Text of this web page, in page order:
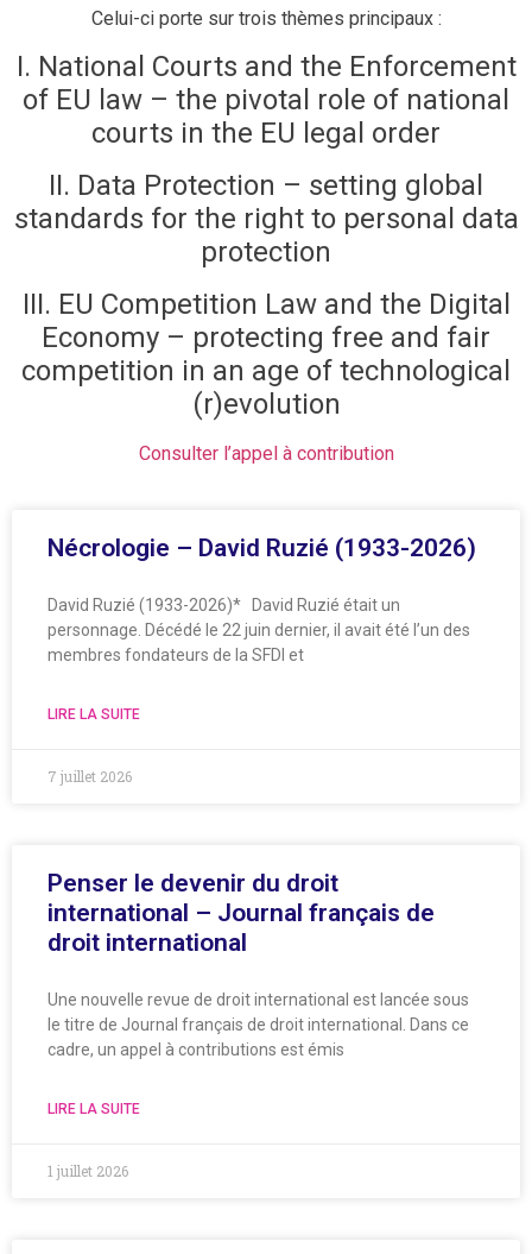
Celui-ci porte sur trois thèmes principaux :
I. National Courts and the Enforcement
of EU law – the pivotal role of national
courts in the EU legal order
II. Data Protection – setting global
standards for the right to personal data
protection
III. EU Competition Law and the Digital
Economy – protecting free and fair
competition in an age of technological
(r)evolution
Consulter l’appel à contribution
Nécrologie – David Ruzié (1933-2026)
David Ruzié (1933-2026)* David Ruzié était un
personnage. Décédé le 22 juin dernier, il avait été l’un des
membres fondateurs de la SFDI et
LIRE LA SUITE
7 juillet 2026
Penser le devenir du droit
international – Journal français de
droit international
Une nouvelle revue de droit international est lancée sous
le titre de Journal français de droit international. Dans ce
cadre, un appel à contributions est émis
LIRE LA SUITE
1 juillet 2026